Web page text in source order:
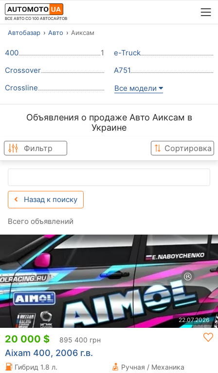
ВСЕ АВТО СО 100 АВТОСАЙТОВ
Автобазар Авто Аиксам
400 1
e-Truck
Crossover
A751
Crossline
Все модели
Объявления о продаже Авто Аиксам в
Украине
Фильтр Сортировка
Назад к поиску
Всего объявлений
22.07.2026
20 000 $ 895 400 грн
Aixam 400, 2006 г.в.
Гибрид 1.8 л.
Ручная / Механика